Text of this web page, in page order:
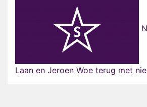
Laan en Jeroen Woe terug met